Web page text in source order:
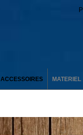
ACCESSOIRES MATERIEL